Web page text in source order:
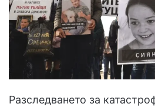
Разследването за